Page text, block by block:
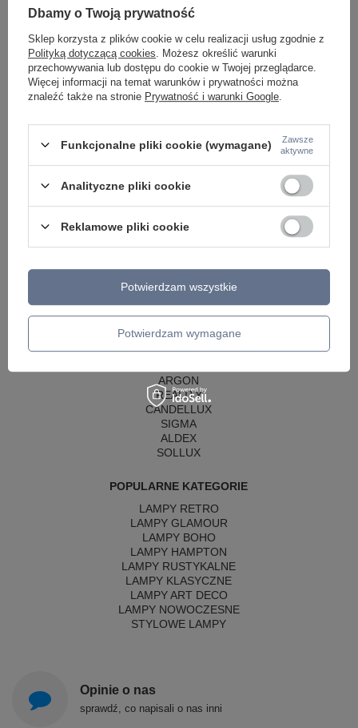
ŻYRANDOLE
LAMPKI NOCNE
ŻYRANDOLE KRYSZTAŁOWE
LAMPY WISZĄCE CZARNE
LAMPY WISZĄCE - OKRĘGI
KINKIETY DO SYPIALNI
LAMPY SUFITOWE OKRĄGŁE
LAMPY ZEWNĘTRZNE
SŁUPKI OGRODOWE
LAMPY OGRODOWE - WISZĄCE
LAMPY WISZĄCE - ZEWNĘTRZNE
LAMPY OGRODOWE - SUFITOWE
LAMPY SOLARNE
KINKIETY OGRODOWE
OŚWIETLENIE SCHODÓW ZEWNĘTRZNE
PRODUCENCI
AZZARDO
ITALUX
ARGON
REALITY
CANDELLUX
SIGMA
ALDEX
SOLLUX
POPULARNE KATEGORIE
LAMPY RETRO
LAMPY GLAMOUR
LAMPY BOHO
LAMPY HAMPTON
LAMPY RUSTYKALNE
LAMPY KLASYCZNE
LAMPY ART DECO
LAMPY NOWOCZESNE
STYLOWE LAMPY
Opinie o nas
sprawdź, co napisali o nas inni
Dbamy o Twoją prywatność
Sklep korzysta z plików cookie w celu realizacji usług zgodnie z
Polityką dotyczącą cookies . Możesz określić warunki
przechowywania lub dostępu do cookie w Twojej przeglądarce.
Więcej informacji na temat warunków i prywatności można
znaleźć także na stronie Prywatność i warunki Google
Funkcjonalne pliki cookie (wymagane)
Zawsze
aktywne
Analityczne pliki cookie
Reklamowe pliki cookie
Potwierdzam wymagane
Potwierdzam wszystkie